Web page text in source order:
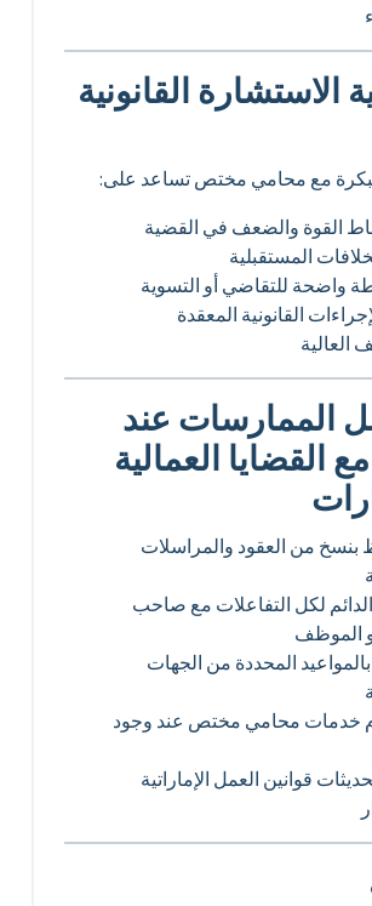
الاستشارة القانونية
مع محامي مختص تساعد على:
القوة والضعف في القضية
المستقبلية
واضحة للتقاضي أو التسوية
القانونية المعقدة
العالية
الممارسات عند
القضايا العمالية
بنسخ من العقود والمراسلات
الدائم لكل التفاعلات مع صاحب
الموظف
بالمواعيد المحددة من الجهات
خدمات محامي مختص عند وجود
قوانين العمل الإماراتية